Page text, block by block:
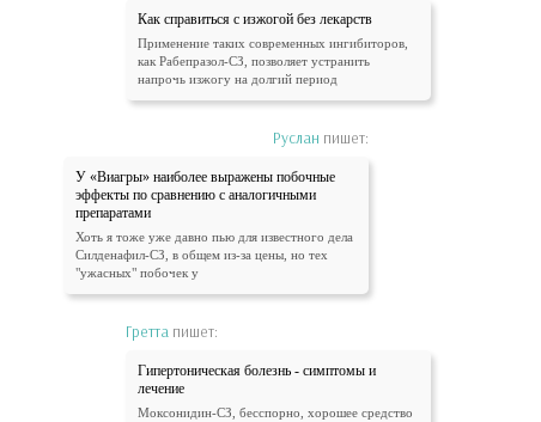
Как справиться с изжогой без лекарств
Применение таких современных ингибиторов,
как Рабепразол-СЗ, позволяет устранить
напрочь изжогу на долгий период
Руслан пишет:
У «Виагры» наиболее выражены побочные
эффекты по сравнению с аналогичными
препаратами
Хоть я тоже уже давно пью для известного дела
Силденафил-СЗ, в общем из-за цены, но тех
"ужасных" побочек у
Гретта пишет:
Гипертоническая болезнь - симптомы и
лечение
Моксонидин-СЗ, бесспорно, хорошее средство